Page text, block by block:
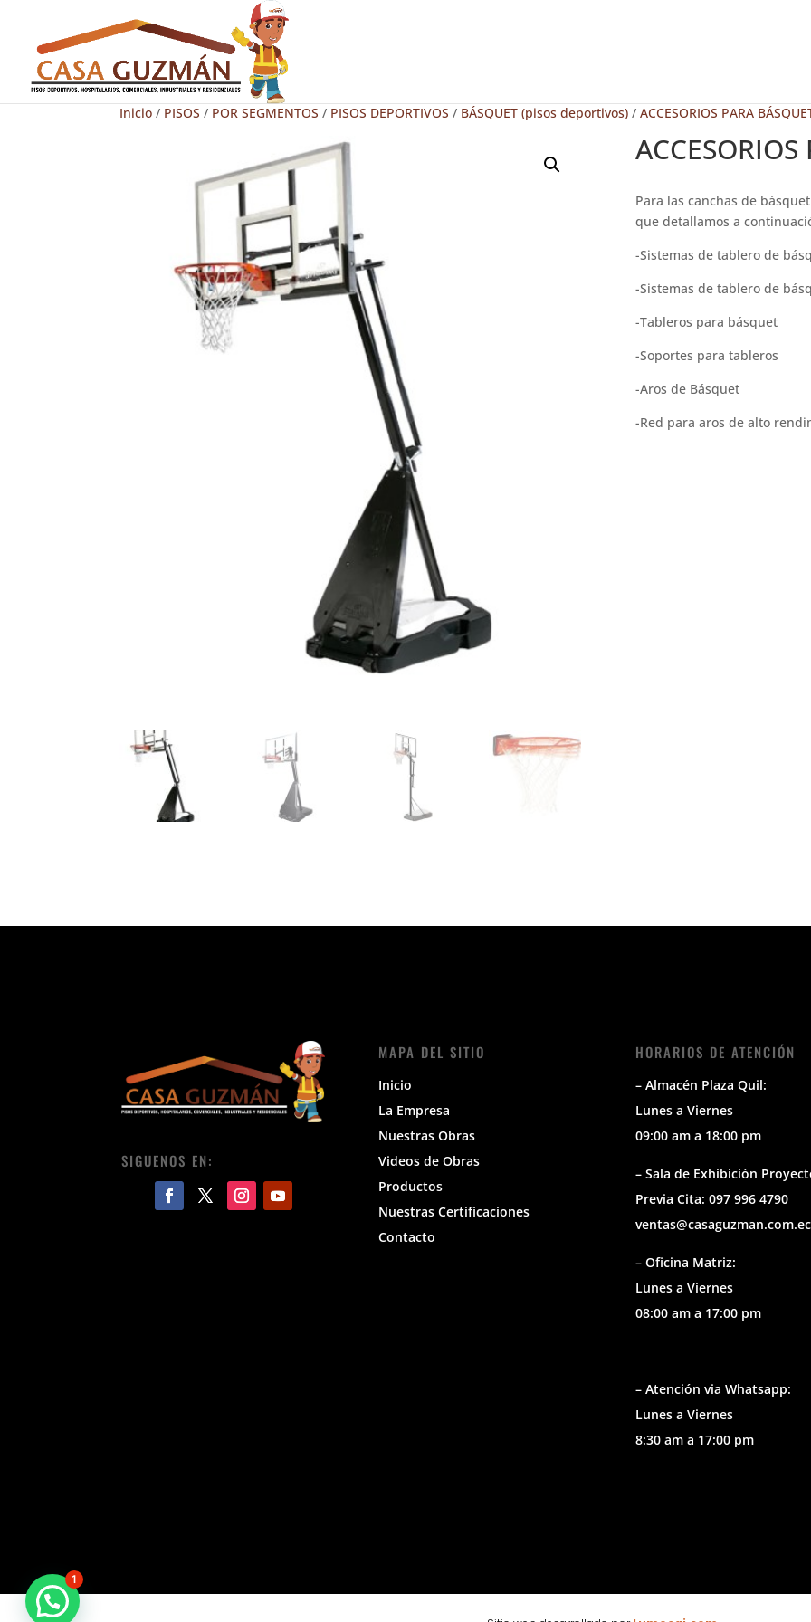
Inicio / PISOS / POR SEGMENTOS / PISOS DEPORTIVOS / BÁSQUET (pisos deportivos) / ACCESORIOS PARA
Para las canchas de
que detallamos a
-Sistemas de tablero de
-Sistemas de tablero de
-Tableros para básquet
-Soportes para tableros
-Aros de Básquet
-Red para aros de alto
SIGUENOS EN:
MAPA DEL SITIO
Inicio
La Empresa
Nuestras Obras
Videos de Obras
Productos
Nuestras Certificaciones
Contacto
HORARIOS DE ATENCIÓN
– Almacén Plaza Quil:
Lunes a Viernes
09:00 am a 18:00 pm
– Sala de Exhibición
Previa Cita: 097 996 4790
ventas@casaguzman.com.ec
– Oficina Matriz:
Lunes a Viernes
08:00 am a 17:00 pm
– Atención via Whatsapp:
Lunes a Viernes
8:30 am a 17:00 pm
1